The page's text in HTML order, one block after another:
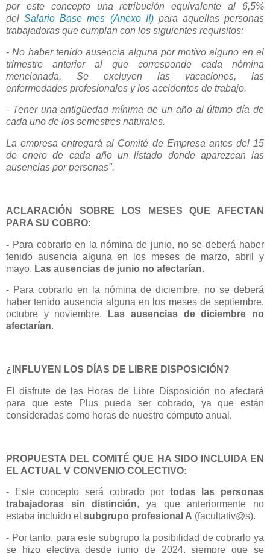
por este concepto una retribución equivalente al 6,5%
delSalario Base mes (Anexo II)para aquellas personas
trabajadoras que cumplan con los siguientes requisitos:
- No haber tenido ausencia alguna por motivo alguno en el
trimestre anterior al que corresponde cada nómina
mencionada. Se excluyen las vacaciones, las
enfermedades profesionales y los accidentes de trabajo.
- Tener una antigüedad mínima de un año al último día de
cada uno de los semestres naturales.
La empresa entregará al Comité de Empresa antes del 15
de enero de cada año un listado donde aparezcan las
ausencias por personas".
ACLARACIÓN SOBRE LOS MESES QUE AFECTAN
PARA SU COBRO:
- Para cobrarlo en la nómina de junio, no se deberá haber
tenido ausencia alguna en los meses de marzo, abril y
mayo. Las ausencias de junio no afectarían.
- Para cobrarlo en la nómina de diciembre, no se deberá
haber tenido ausencia alguna en los meses de septiembre,
octubre y noviembre.
Las ausencias de diciembre no
afectarían.
¿INFLUYEN LOS DÍAS DE LIBRE DISPOSICIÓN?
E l disfrute de las Horas de Libre Disposición no afectará
para que este Plus pueda ser cobrado, ya que están
consideradas como horas de nuestro cómputo anual.
PROPUESTA DEL COMITÉ QUE HA SIDO INCLUIDA EN
EL ACTUAL V CONVENIO COLECTIVO:
- Este concepto será cobrado por todas las personas
trabajadoras sin distinción, ya que anteriormente no
estaba incluido el subgrupo profesional A (facultativ@s).
- Por tanto, para este subgrupo la posibilidad de cobrarlo ya
se hizo efectiva desde junio de 2024, siempre que se